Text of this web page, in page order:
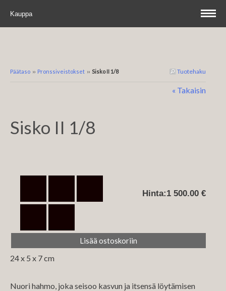
Kauppa
Tuotehaku
Päätaso ›› Pronssiveistokset ›› Sisko II 1/8
« Takaisin
Sisko II 1/8
Hinta:1 500.00 €
24 x 5 x 7 cm
Nuori hahmo, joka seisoo kasvun ja itsensä löytämisen